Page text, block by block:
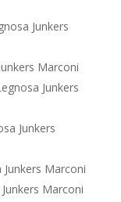
Junkers
Marconi
Junkers
Junkers
Marconi
Marconi